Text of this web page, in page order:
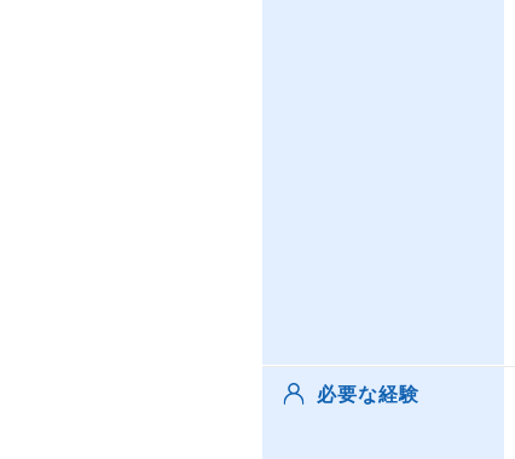
必要な経験